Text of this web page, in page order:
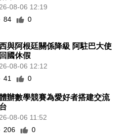
08-06 12:19
84
0
與阿根廷關係降級 阿駐巴大使
國休假
08-06 12:12
41
0
辦數學競賽為愛好者搭建交流
08-06 11:52
206
0